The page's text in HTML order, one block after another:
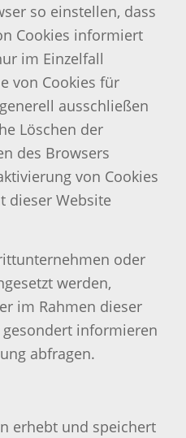
so einstellen, dass
Cookies informiert
im Einzelfall
von Cookies für
ausschließen
Löschen der
des Browsers
von Cookies
dieser Website
oder
werden,
im Rahmen dieser
informieren
abfragen.
erhebt und speichert